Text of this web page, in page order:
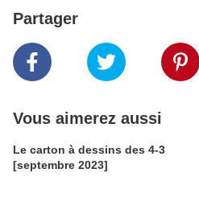
Partager
Vous aimerez aussi
Le carton à dessins des 4-3
[septembre 2023]